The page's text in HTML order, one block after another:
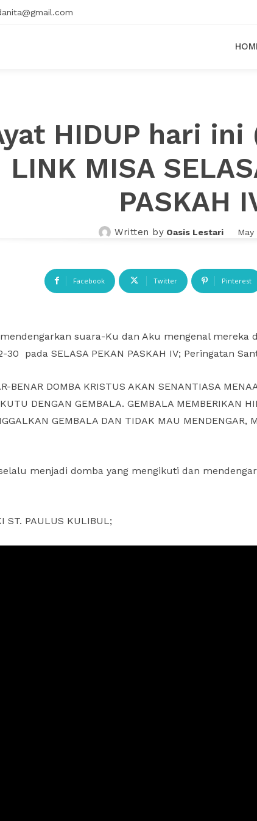
HIDUP hari
LINK MISA
PASKAH
Written by Oasis Lestari May
Facebook Twitter Pinterest
suara-Ku dan Aku mengenal mereka
30 pada SELASA PEKAN PASKAH IV; Peringatan
BENAR DOMBA KRISTUS AKAN SENANTIASA
DENGAN GEMBALA. GEMBALA MEMBERIKAN
GEMBALA DAN TIDAK MAU MENDENGAR,
menjadi domba yang mengikuti dan
ST. PAULUS KULIBUL;